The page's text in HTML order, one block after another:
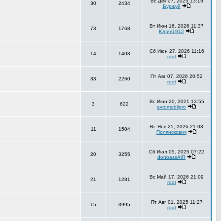
30 2434
Буржуй
73 1768
Вт Июн 16, 2026 11:37
Юлия1912
14 1403
Сб Июн 27, 2026 11:16
root
33 2260
Пт Авг 07, 2026 20:52
root
3 622
Вс Июн 20, 2021 13:55
avtomobilpro
11 1504
Вс Янв 25, 2026 21:03
Полянскович
20 3255
Сб Июл 05, 2025 07:22
donbassAIR
21 1281
Вс Май 17, 2026 21:09
root
15 3995
Пт Авг 01, 2025 11:27
root